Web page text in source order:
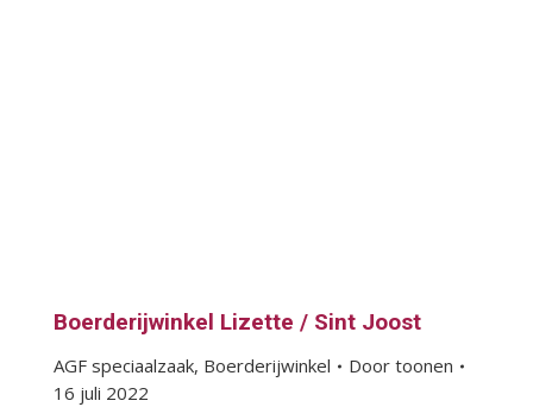
Boerderijwinkel Lizette / Sint Joost
AGF speciaalzaak, Boerderijwinkel Door toonen
16 juli 2022